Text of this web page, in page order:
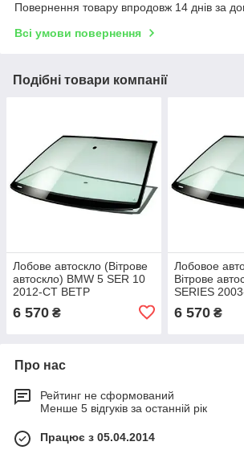
Повернення товару впродовж 14 днів за
Всі умови повернення
Подібні товари компанії
Лобове автоскло (Вітрове
автоскло) BMW 5 SER 10
2012-СТ ВЕТР
2012 -)
6 570 ₴
Лобовое
Вітрове
SERIES
6 570₴
Про нас
Рейтинг не сформований
Менше 5 відгуків за останній рік
Працює з 05.04.2014